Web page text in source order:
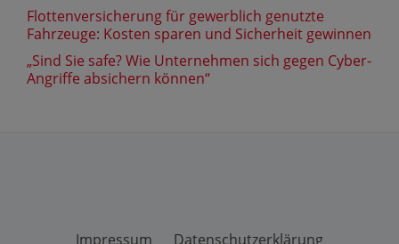
Flottenversicherung für gewerblich genutzte
Fahrzeuge: Kosten sparen und Sicherheit gewinnen
„Sind Sie safe? Wie Unternehmen sich gegen Cyber-
Angriffe absichern können“
Impressum Datenschutzerklärung